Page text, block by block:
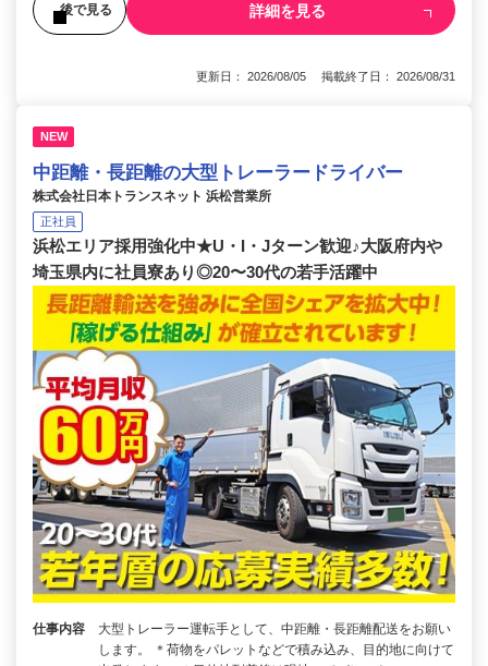
後で見る 詳細を見る
更新日： 2026/08/05 掲載終了日： 2026/08/31
NEW
中距離・長距離の大型トレーラードライバー
株式会社日本トランスネット 浜松営業所
正社員
浜松エリア採用強化中★U・I・Jターン歓迎♪大阪府内や
埼玉県内に社員寮あり◎20〜30代の若手活躍中
仕事内容
大型トレーラー運転手として、中距離・長距離配送をお願い
します。 ＊荷物をパレットなどで積み込み、目的地に向けて